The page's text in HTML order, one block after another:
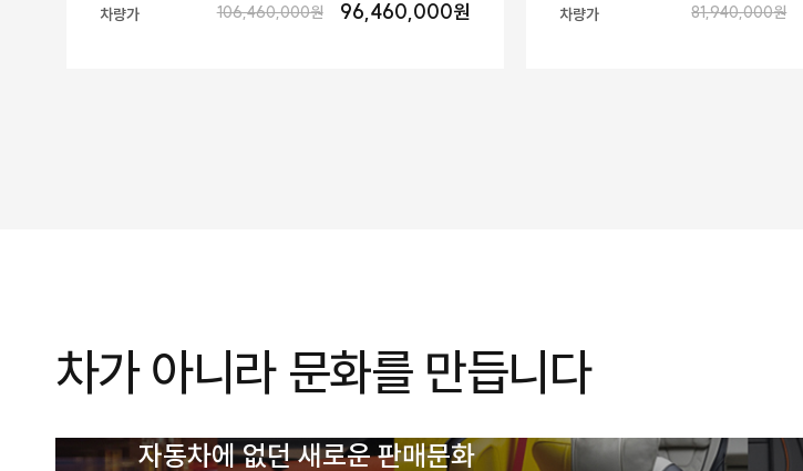
차량가 106,460,000원 96,460,000원 차량가 81,940,000원
차가 아니라 문화를 만듭니다
자동차에 없던 새로운 판매문화